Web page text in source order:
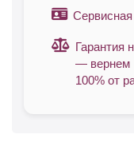
Гарантия
— вернем
100% от